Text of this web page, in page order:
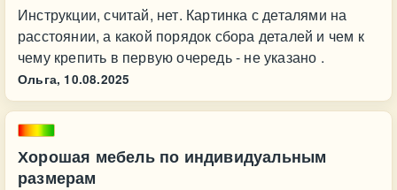
Инструкции, считай, нет. Картинка с деталями на
расстоянии, а какой порядок сбора деталей и чем к
чему крепить в первую очередь - не указано .
Ольга, 10.08.2025
Хорошая мебель по индивидуальным
размерам